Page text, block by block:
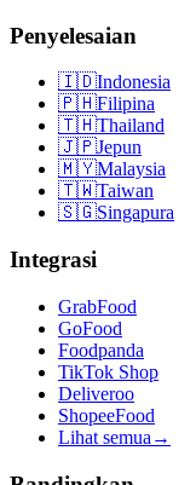
Penyelesaian
🇮🇩Indonesia
🇵🇭Filipina
🇹🇭Thailand
🇯🇵Jepun
🇲🇾Malaysia
🇹🇼Taiwan
🇸🇬Singapura
Integrasi
GrabFood
GoFood
Foodpanda
TikTok Shop
Deliveroo
ShopeeFood
Lihat semua →